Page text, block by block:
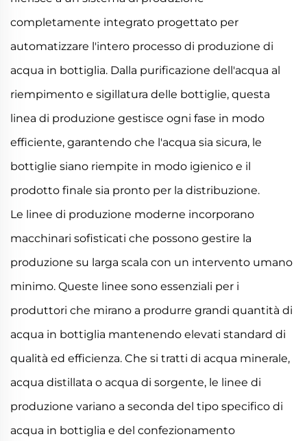
completamente integrato progettato per
automatizzare l'intero processo di produzione di
acqua in bottiglia. Dalla purificazione dell'acqua al
riempimento e sigillatura delle bottiglie, questa
linea di produzione gestisce ogni fase in modo
efficiente, garantendo che l'acqua sia sicura, le
bottiglie siano riempite in modo igienico e il
prodotto finale sia pronto per la distribuzione.
Le linee di produzione moderne incorporano
macchinari sofisticati che possono gestire la
produzione su larga scala con un intervento umano
minimo. Queste linee sono essenziali per i
produttori che mirano a produrre grandi quantità di
acqua in bottiglia mantenendo elevati standard di
qualità ed efficienza. Che si tratti di acqua minerale,
acqua distillata o acqua di sorgente, le linee di
produzione variano a seconda del tipo specifico di
acqua in bottiglia e del confezionamento